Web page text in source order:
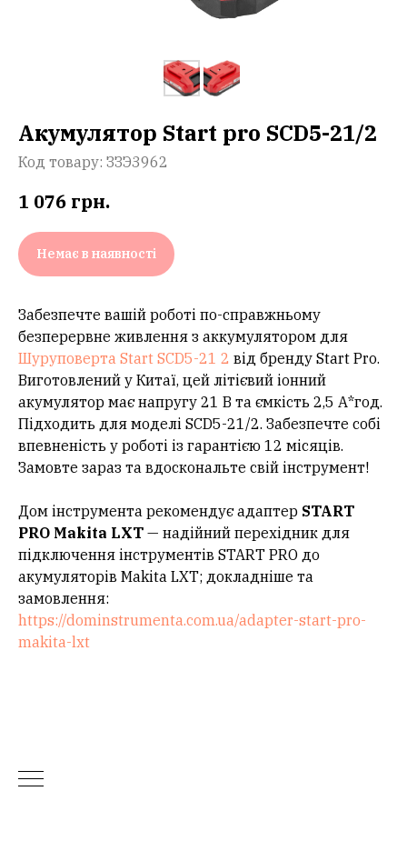
Акумулятор Start pro SCD5-21/2
Код товару: ЗЗЭ3962
1 076 грн.
Немає в наявності
Забезпечте вашій роботі по-справжньому
безперервне живлення з аккумулятором для
Шуруповерта Start SCD5-21 2 від бренду Start Pro.
Виготовлений у Китаї, цей літієвий іонний
акумулятор має напругу 21 В та ємкість 2,5 А*год.
Підходить для моделі SCD5-21/2. Забезпечте собі
впевненість у роботі із гарантією 12 місяців.
Замовте зараз та вдоскональте свій інструмент!
Дом інструмента рекомендує адаптер START
PRO Makita LXT — надійний перехідник для
підключення інструментів START PRO до
акумуляторів Makita LXT; докладніше та
замовлення:
https://dominstrumenta.com.ua/adapter-start-pro-
makita-lxt